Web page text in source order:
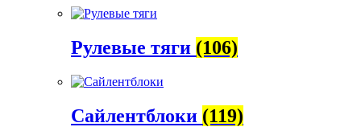
Рулевые тяги (106)
Сайлентблоки (119)